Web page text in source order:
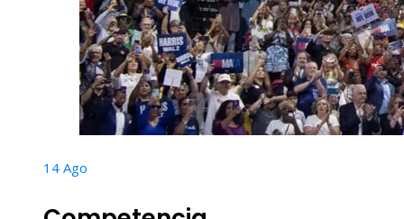
14 Ago